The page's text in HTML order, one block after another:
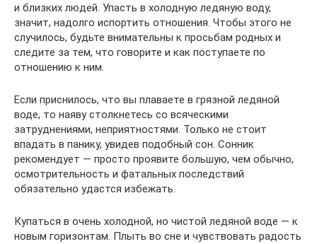
и близких людей. Упасть в холодную ледяную воду,
значит, надолго испортить отношения. Чтобы этого не
случилось, будьте внимательны к просьбам родных и
следите за тем, что говорите и как поступаете по
отношению к ним.
Если приснилось, что вы плаваете в грязной ледяной
воде, то наяву столкнетесь со всяческими
затруднениями, неприятностями. Только не стоит
впадать в панику, увидев подобный сон. Сонник
рекомендует — просто проявите большую, чем обычно,
осмотрительность и фатальных последствий
обязательно удастся избежать.
Купаться в очень холодной, но чистой ледяной воде — к
новым горизонтам. Плыть во сне и чувствовать радость